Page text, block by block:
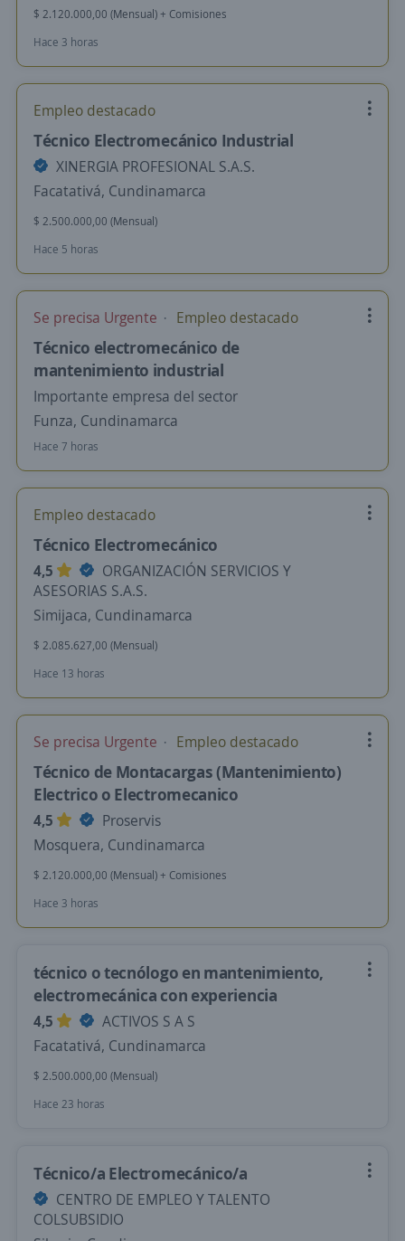
$ 2.120.000,00 (Mensual) + Comisiones
Hace 3 horas
Empleo destacado
Técnico Electromecánico Industrial
XINERGIA PROFESIONAL S.A.S.
Facatativá, Cundinamarca
$ 2.500.000,00 (Mensual)
Hace 5 horas
Se precisa Urgente Empleo destacado
Técnico electromecánico de
mantenimiento industrial
Importante empresa del sector
Funza, Cundinamarca
Hace 7 horas
Empleo destacado
Técnico Electromecánico
4,5
ORGANIZACIÓN SERVICIOS Y
ASESORIAS S.A.S.
Simijaca, Cundinamarca
$ 2.085.627,00 (Mensual)
Hace 13 horas
Se precisa Urgente Empleo destacado
Técnico de Montacargas (Mantenimiento)
Electrico o Electromecanico
4,5
Proservis
Mosquera, Cundinamarca
$ 2.120.000,00 (Mensual) + Comisiones
Hace 3 horas
técnico o tecnólogo en mantenimiento,
electromecánica con experiencia
4,5
ACTIVOS S A S
Facatativá, Cundinamarca
$ 2.500.000,00 (Mensual)
Hace 23 horas
Técnico/a Electromecánico/a
CENTRO DE EMPLEO Y TALENTO
COLSUBSIDIO